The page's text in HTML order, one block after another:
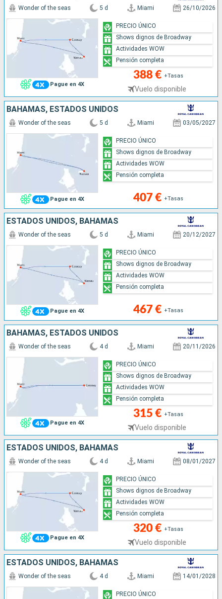
Pague en 4X
Wonder of the seas 5 d Miami 26/10/2026
388 € +Tasas
Vuelo disponible
PRECIO ÚNICO
Shows dignos de Broadway
Actividades WOW
Pensión completa
BAHAMAS, ESTADOS UNIDOS
Pague en 4X
Wonder of the seas 5 d Miami 03/05/2027
407 € +Tasas
PRECIO ÚNICO
Shows dignos de Broadway
Actividades WOW
Pensión completa
ESTADOS UNIDOS, BAHAMAS
Pague en 4X
Wonder of the seas 5 d Miami 20/12/2027
467 € +Tasas
PRECIO ÚNICO
Shows dignos de Broadway
Actividades WOW
Pensión completa
BAHAMAS, ESTADOS UNIDOS
Pague en 4X
Wonder of the seas 4 d Miami 20/11/2026
315 € +Tasas
Vuelo disponible
PRECIO ÚNICO
Shows dignos de Broadway
Actividades WOW
Pensión completa
ESTADOS UNIDOS, BAHAMAS
Pague en 4X
Wonder of the seas 4 d Miami 08/01/2027
320 € +Tasas
Vuelo disponible
PRECIO ÚNICO
Shows dignos de Broadway
Actividades WOW
Pensión completa
ESTADOS UNIDOS, BAHAMAS
Wonder of the seas 4 d Miami 14/01/2028
PRECIO ÚNICO